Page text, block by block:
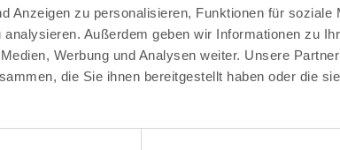
Anzeigen zu personalisieren, Funktionen für soziale
Außerdem geben wir Informationen zu
Werbung und Analysen weiter. Unsere
die Sie ihnen bereitgestellt haben oder die